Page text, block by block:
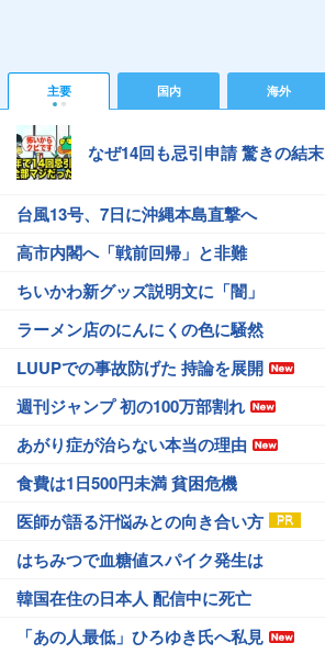
主要 国内 海外
なぜ14回も忌引申請 驚きの結末
台風13号、7日に沖縄本島直撃へ
高市内閣へ「戦前回帰」と非難
ちいかわ新グッズ説明文に「闇」
ラーメン店のにんにくの色に騒然
LUUPでの事故防げた 持論を展開
週刊ジャンプ 初の100万部割れ
あがり症が治らない本当の理由
食費は1日500円未満 貧困危機
医師が語る汗悩みとの向き合い方
はちみつで血糖値スパイク発生は
韓国在住の日本人 配信中に死亡
「あの人最低」ひろゆき氏へ私見